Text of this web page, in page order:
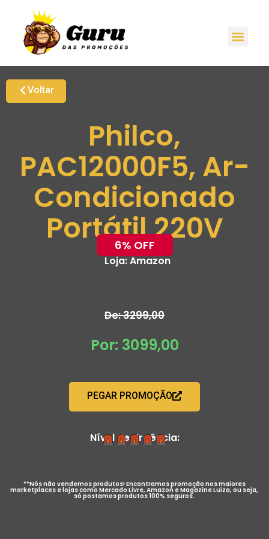
Voltar
Philco,
PAC12000F5, Ar-
Condicionado
Portátil 220V
6% OFF
Loja:Amazon
De: 3299,00
Por: 3099,00
PEGAR PROMOÇÃO
Nível de Urgência:
**Nós não vendemos produtos! Encontramos promoção nos maiores
marketplaces e lojas como Mercado Livre, Amazon e Magazine Luiza, ou seja,
só postamos produtos 100% seguros.